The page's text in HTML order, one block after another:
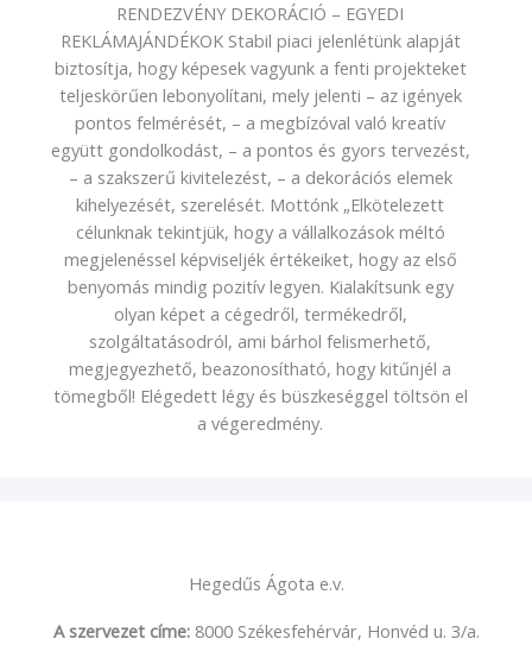
RENDEZVÉNY DEKORÁCIÓ – EGYEDI
REKLÁMAJÁNDÉKOK Stabil piaci jelenlétünk alapját
biztosítja, hogy képesek vagyunk a fenti projekteket
teljeskörűen lebonyolítani, mely jelenti – az igények
pontos felmérését, – a megbízóval való kreatív
együtt gondolkodást, – a pontos és gyors tervezést,
– a szakszerű kivitelezést, – a dekorációs elemek
kihelyezését, szerelését. Mottónk „Elkötelezett
célunknak tekintjük, hogy a vállalkozások méltó
megjelenéssel képviseljék értékeiket, hogy az első
benyomás mindig pozitív legyen. Kialakítsunk egy
olyan képet a cégedről, termékedről,
szolgáltatásodról, ami bárhol felismerhető,
megjegyezhető, beazonosítható, hogy kitűnjél a
tömegből! Elégedett légy és büszkeséggel töltsön el
a végeredmény.
Hegedűs Ágota e.v.
A szervezet címe:8000 Székesfehérvár, Honvéd u. 3/a.